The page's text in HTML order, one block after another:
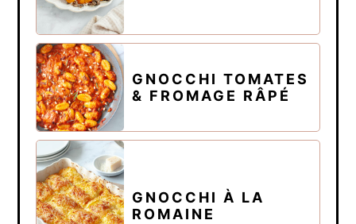
GNOCCHI TOMATES
& FROMAGE RÂPÉ
GNOCCHI À LA
ROMAINE